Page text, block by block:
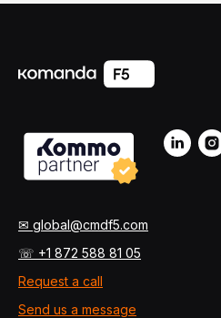
✉ global@cmdf5.com
☏ +1 872 588 81 05
Request a call
Send us a message